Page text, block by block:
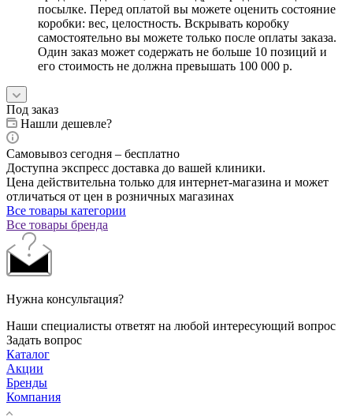
посылке. Перед оплатой вы можете оценить состояние
коробки: вес, целостность. Вскрывать коробку
самостоятельно вы можете только после оплаты заказа.
Один заказ может содержать не больше 10 позиций и
его стоимость не должна превышать 100 000 р.
Под заказ
Нашли дешевле?
Самовывоз сегодня – бесплатно
Доступна экспресс доставка до вашей клиники.
Цена действительна только для интернет-магазина и может
отличаться от цен в розничных магазинах
Все товары категории
Все товары бренда
Нужна консультация?
Наши специалисты ответят на любой интересующий вопрос
Задать вопрос
Каталог
Акции
Бренды
Компания